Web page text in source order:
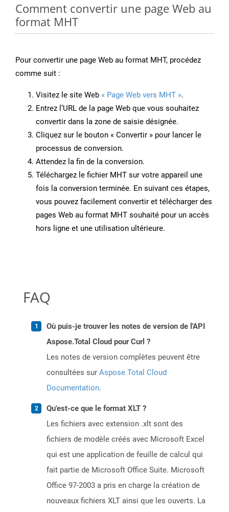
Comment convertir une page Web au
format MHT
Pour convertir une page Web au format MHT, procédez
comme suit :
Visitez le site Web « Page Web vers MHT ».
Entrez l’URL de la page Web que vous souhaitez
convertir dans la zone de saisie désignée.
Cliquez sur le bouton « Convertir » pour lancer le
processus de conversion.
Attendez la fin de la conversion.
Téléchargez le fichier MHT sur votre appareil une
fois la conversion terminée. En suivant ces étapes,
vous pouvez facilement convertir et télécharger des
pages Web au format MHT souhaité pour un accès
hors ligne et une utilisation ultérieure.
FAQ
Où puis-je trouver les notes de version de l'API
Aspose.Total Cloud pour Curl ?
Les notes de version complètes peuvent être
consultées sur Aspose.Total Cloud
Documentation.
Qu'est-ce que le format XLT ?
Les fichiers avec extension .xlt sont des
fichiers de modèle créés avec Microsoft Excel
qui est une application de feuille de calcul qui
fait partie de Microsoft Office Suite. Microsoft
Office 97-2003 a pris en charge la création de
nouveaux fichiers XLT ainsi que les ouverts. La